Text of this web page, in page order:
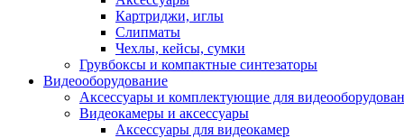
Картриджи, иглы
Слипматы
Чехлы, кейсы, сумки
Грувбоксы и компактные синтезаторы
Видеооборудование
Аксессуары и комплектующие для
Видеокамеры и аксессуары
Аксессуары для видеокамер